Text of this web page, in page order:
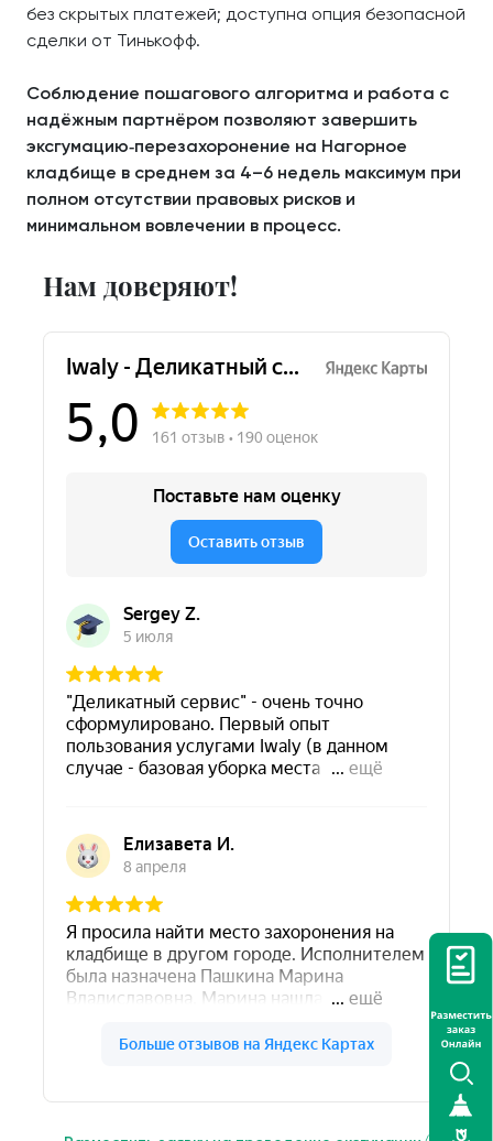
без скрытых платежей; доступна опция безопасной
сделки от Тинькофф.
Соблюдение пошагового алгоритма и работа с
надёжным партнёром позволяют завершить
эксгумацию‑перезахоронение на Нагорное
кладбище в среднем за 4–6 недель максимум при
полном отсутствии правовых рисков и
минимальном вовлечении в процесс.
Нам доверяют!